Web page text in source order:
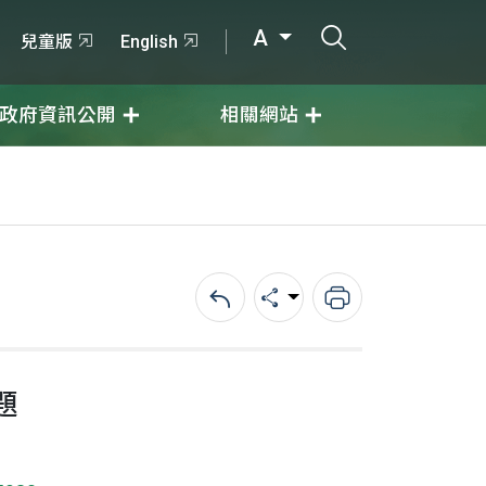
兒童版 English A
政府資訊公開 相關網站
回上一頁分享 列印